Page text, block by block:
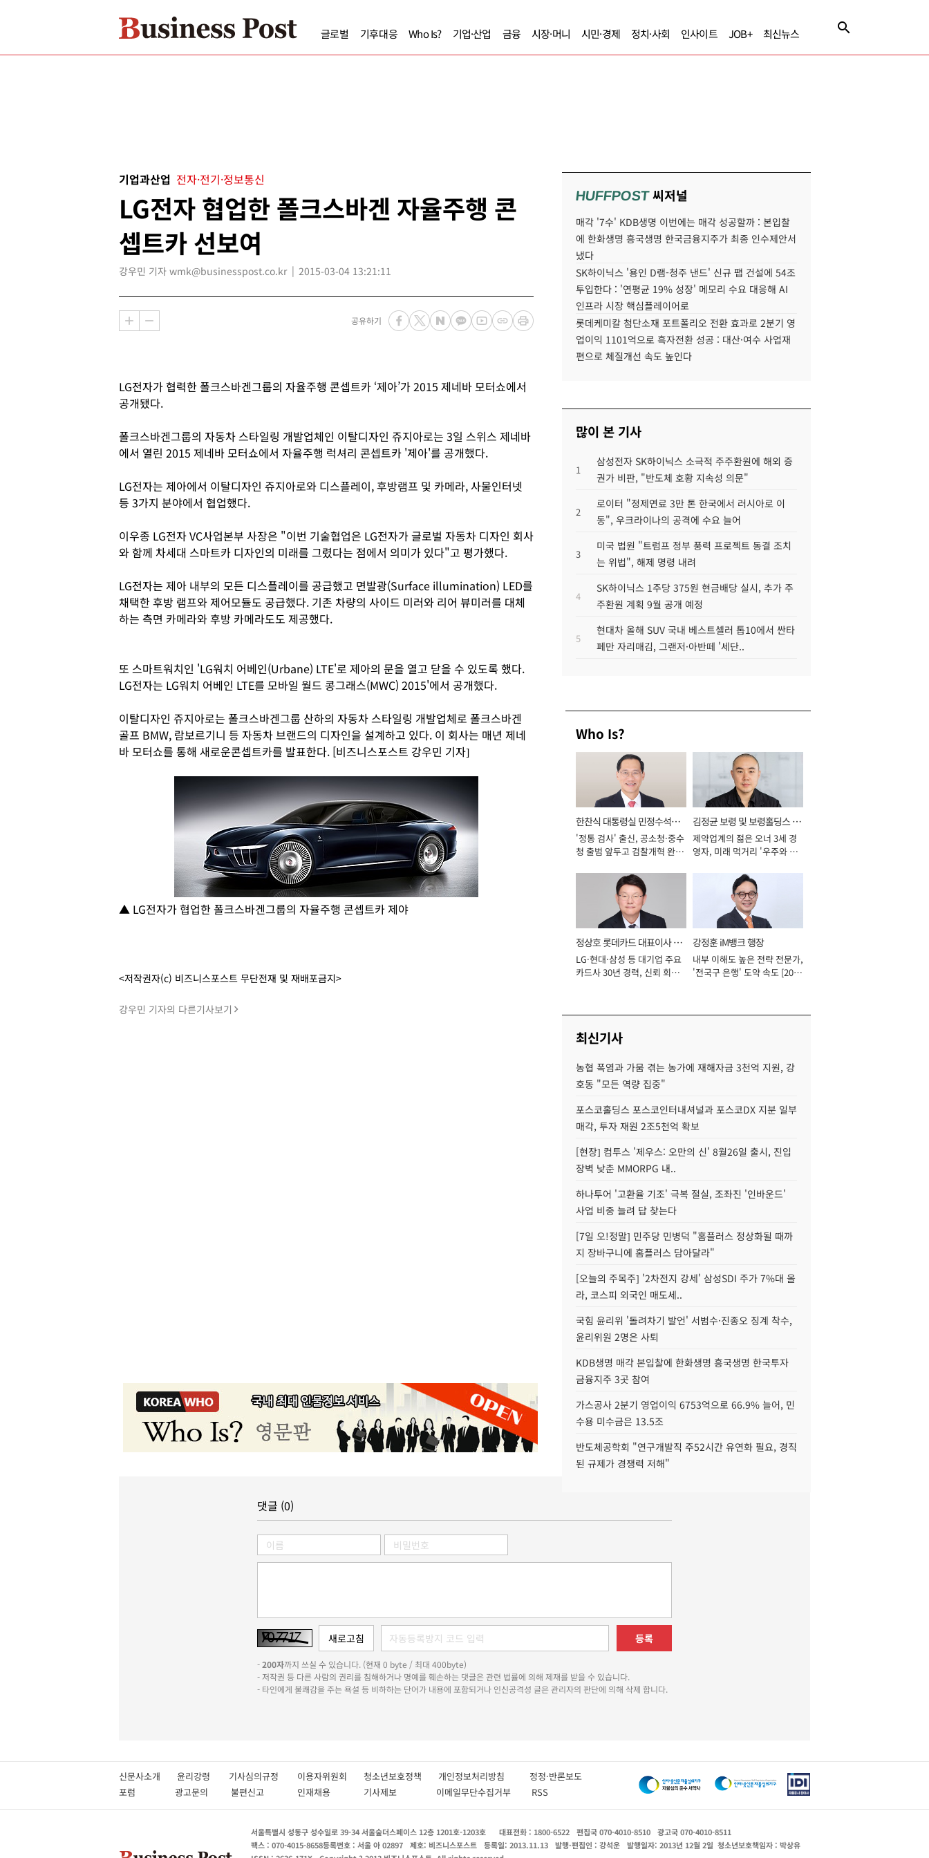
글로벌 기후대응 Who Is? 기업·산업 금융 시장·머니 시민·경제 정치·사회 인사이트 JOB+ 최신뉴스
기업과산업 전자·전기·정보통신
LG전자 협업한 폴크스바겐 자율주행 콘
셉트카 선보여
강우민 기자 wmk@businesspost.co.kr 2015-03-04 13:21:11
공유하기
LG전자가 협력한 폴크스바겐그룹의 자율주행 콘셉트카 ‘제아’가 2015 제네바 모터쇼에서
공개됐다.
폴크스바겐그룹의 자동차 스타일링 개발업체인 이탈디자인 쥬지아로는 3일 스위스 제네바
에서 열린 2015 제네바 모터쇼에서 자율주행 럭셔리 콘셉트카 '제아'를 공개했다.
LG전자는 제아에서 이탈디자인 쥬지아로와 디스플레이, 후방램프 및 카메라, 사물인터넷
등 3가지 분야에서 협업했다.
이우종 LG전자 VC사업본부 사장은 "이번 기술협업은 LG전자가 글로벌 자동차 디자인 회사
와 함께 차세대 스마트카 디자인의 미래를 그렸다는 점에서 의미가 있다"고 평가했다.
LG전자는 제아 내부의 모든 디스플레이를 공급했고 면발광(Surface illumination) LED를
채택한 후방 램프와 제어모듈도 공급했다. 기존 차량의 사이드 미러와 리어 뷰미러를 대체
하는 측면 카메라와 후방 카메라도도 제공했다.
또 스마트워치인 'LG워치 어베인(Urbane) LTE'로 제아의 문을 열고 닫을 수 있도록 했다.
LG전자는 LG워치 어베인 LTE를 모바일 월드 콩그래스(MWC) 2015'에서 공개했다.
이탈디자인 쥬지아로는 폴크스바겐그룹 산하의 자동차 스타일링 개발업체로 폴크스바겐
골프 BMW, 람보르기니 등 자동차 브랜드의 디자인을 설계하고 있다. 이 회사는 매년 제네
바 모터쇼를 통해 새로운콘셉트카를 발표한다. [비즈니스포스트 강우민 기자]
▲ LG전자가 협업한 폴크스바겐그룹의 자율주행 콘셉트카 제야
<저작권자(c) 비즈니스포스트 무단전재 및 재배포금지>
강우민 기자의 다른기사보기
HUFFPOST씨저널
매각 '7수' KDB생명 이번에는 매각 성공할까 : 본입찰
에 한화생명 흥국생명 한국금융지주가 최종 인수제안서
냈다
SK하이닉스 '용인 D램-청주 낸드' 신규 팹 건설에 54조
투입한다 : '연평균 19% 성장' 메모리 수요 대응해 AI
인프라 시장 핵심플레이어로
롯데케미칼 첨단소재 포트폴리오 전환 효과로 2분기 영
업이익 1101억으로 흑자전환 성공 : 대산·여수 사업재
편으로 체질개선 속도 높인다
많이 본 기사
1
삼성전자 SK하이닉스 소극적 주주환원에 해외 증
권가 비판, "반도체 호황 지속성 의문"
2
로이터 "정제연료 3만 톤 한국에서 러시아로 이
동", 우크라이나의 공격에 수요 늘어
3
미국 법원 "트럼프 정부 풍력 프로젝트 동결 조치
는 위법", 해제 명령 내려
4
SK하이닉스 1주당 375원 현금배당 실시, 추가 주
주환원 계획 9월 공개 예정
5
현대차 올해 SUV 국내 베스트셀러 톱10에서 싼타
페만 자리매김, 그랜저·아반떼 '세단..
Who Is?
한찬식 대통령실 민정수석비
서관
'정통 검사' 출신, 공소청·중수
청 출범 앞두고 검찰개혁 완수
김정균 보령 및 보령홀딩스 대
표이사 사장
제약업계의 젊은 오너 3세 경
영자, 미래 먹거리 '우주와 헬
정상호 롯데카드 대표이사 사
장
LG·현대·삼성 등 대기업 주요
카드사 30년 경력, 신뢰 회복
강정훈 iM뱅크 행장
내부 이해도 높은 전략 전문가,
'전국구 은행' 도약 속도 [2026
최신기사
농협 폭염과 가뭄 겪는 농가에 재해자금 3천억 지원, 강
호동 "모든 역량 집중"
포스코홀딩스 포스코인터내셔널과 포스코DX 지분 일부
매각, 투자 재원 2조5천억 확보
[현장] 컴투스 '제우스: 오만의 신' 8월26일 출시, 진입
장벽 낮춘 MMORPG 내..
하나투어 '고환율 기조' 극복 절실, 조좌진 '인바운드'
사업 비중 늘려 답 찾는다
[7일 오!정말] 민주당 민병덕 "홈플러스 정상화될 때까
지 장바구니에 홈플러스 담아달라"
[오늘의 주목주] '2차전지 강세' 삼성SDI 주가 7%대 올
라, 코스피 외국인 매도세..
국힘 윤리위 '돌려차기 발언' 서범수·진종오 징계 착수,
윤리위원 2명은 사퇴
KDB생명 매각 본입찰에 한화생명 흥국생명 한국투자
금융지주 3곳 참여
가스공사 2분기 영업이익 6753억으로 66.9% 늘어, 민
수용 미수금은 13.5조
반도체공학회 "연구개발직 주52시간 유연화 필요, 경직
된 규제가 경쟁력 저해"
댓글 (0)
등록
-200자까지 쓰실 수 있습니다. (현재 0 byte / 최대 400byte)
- 저작권 등 다른 사람의 권리를 침해하거나 명예를 훼손하는 댓글은 관련 법률에 의해 제재를 받을 수 있습니다.
- 타인에게 불쾌감을 주는 욕설 등 비하하는 단어가 내용에 포함되거나 인신공격성 글은 관리자의 판단에 의해 삭제 합니다.
신문사소개 윤리강령 기사심의규정 이용자위원회 청소년보호정책 개인정보처리방침 정정·반론보도
포럼
광고문의 불편신고 인재채용 기사제보 이메일무단수집거부 RSS
서울특별시 성동구 성수일로 39-34 서울숲더스페이스 12층 1201호-1203호 대표전화 : 1800-6522 편집국 070-4010-8510
광고국 070-4010-8511
팩스 : 070-4015-8658등록번호 : 서울 아 02897 제호: 비즈니스포스트 등록일: 2013.11.13 발행·편집인 : 강석운 발행일자: 2013년 12월 2일 청소년보호책임자 : 박상유